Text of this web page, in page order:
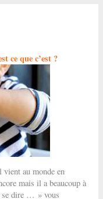
ce que c’est ?
vient au monde en
mais il a beaucoup à
se dire … » vous